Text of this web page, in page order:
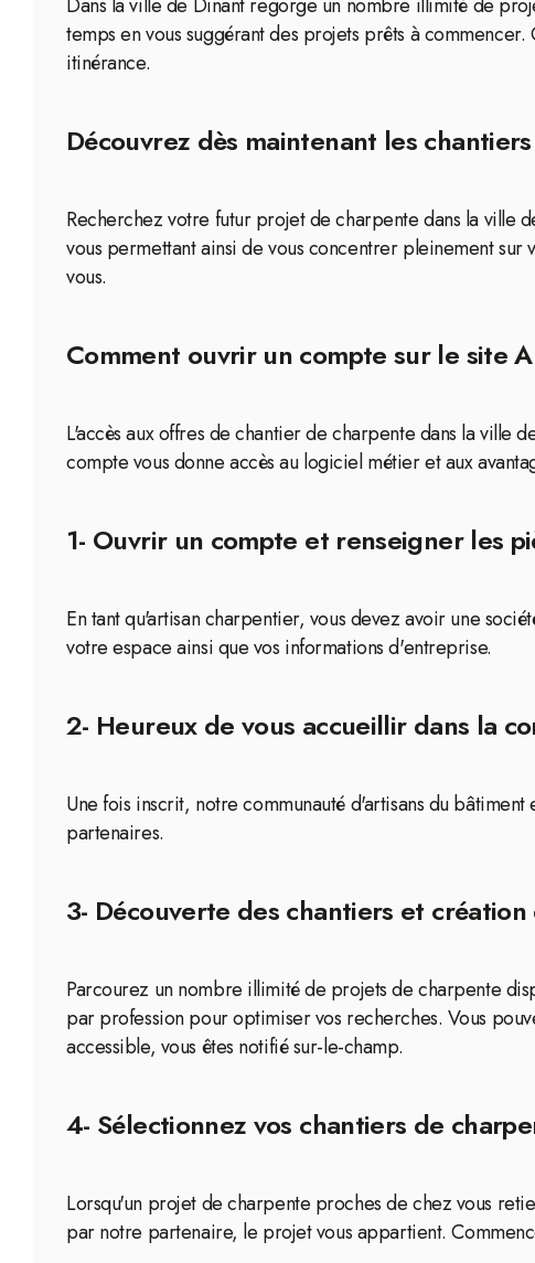
temps en vous suggérant des projets prêts à
itinérance.
Découvrez dès maintenant les
Recherchez votre futur projet de charpente dans la ville
vous permettant ainsi de vous concentrer pleinement
vous.
Comment ouvrir un compte sur le site
L'accès aux offres de chantier de charpente dans la ville
compte vous donne accès au logiciel métier et aux
1- Ouvrir un compte et renseigner les
En tant qu'artisan charpentier, vous devez avoir une
votre espace ainsi que vos informations d'entreprise.
2- Heureux de vous accueillir dans la
Une fois inscrit, notre communauté d'artisans du
partenaires.
3- Découverte des chantiers et
Parcourez un nombre illimité de projets de charpente
par profession pour optimiser vos recherches. Vous
accessible, vous êtes notifié sur-le-champ.
4- Sélectionnez vos chantiers de
Lorsqu'un projet de charpente proches de chez vous
par notre partenaire, le projet vous appartient.